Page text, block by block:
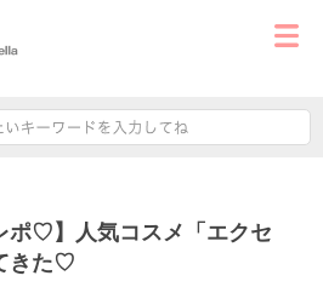
ポ♡】人気コスメ「エクセ
きた♡